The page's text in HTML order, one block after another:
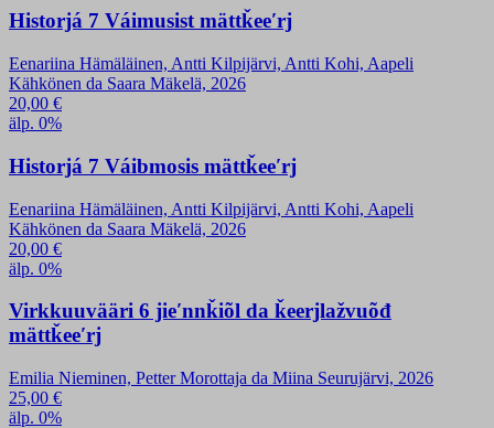
Historjá 7 Váimusist mättǩeeʹrj
Eenariina Hämäläinen, Antti Kilpijärvi, Antti Kohi, Aapeli
Kähkönen da Saara Mäkelä, 2026
20,00 €
älp. 0%
Historjá 7 Váibmosis mättǩeeʹrj
Eenariina Hämäläinen, Antti Kilpijärvi, Antti Kohi, Aapeli
Kähkönen da Saara Mäkelä, 2026
20,00 €
älp. 0%
Virkkuuvääri 6 jieʹnnǩiõl da ǩeerjlažvuõđ
mättǩeeʹrj
Emilia Nieminen, Petter Morottaja da Miina Seurujärvi, 2026
25,00 €
älp. 0%